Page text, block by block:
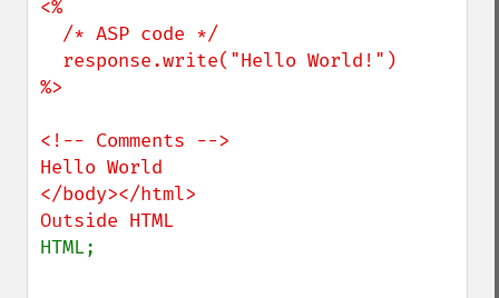
<%
%>
<!-- Comments -->
Hello World
</body></html>
HTML;